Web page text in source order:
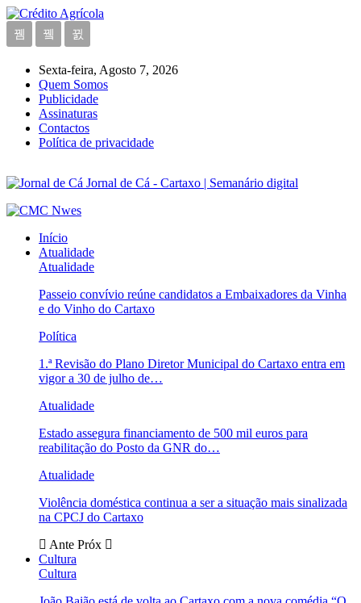
Sexta-feira, Agosto 7, 2026
Quem Somos
Publicidade
Assinaturas
Contactos
Política de privacidade
Jornal de Cá - Cartaxo | Semanário digital
Início
Atualidade
Atualidade
Passeio convívio reúne candidatos a Embaixadores da Vinha
e do Vinho do Cartaxo
Política
1.ª Revisão do Plano Diretor Municipal do Cartaxo entra em
vigor a 30 de julho de…
Atualidade
Estado assegura financiamento de 500 mil euros para
reabilitação do Posto da GNR do…
Atualidade
Violência doméstica continua a ser a situação mais sinalizada
na CPCJ do Cartaxo
Ante Próx
Cultura
Cultura